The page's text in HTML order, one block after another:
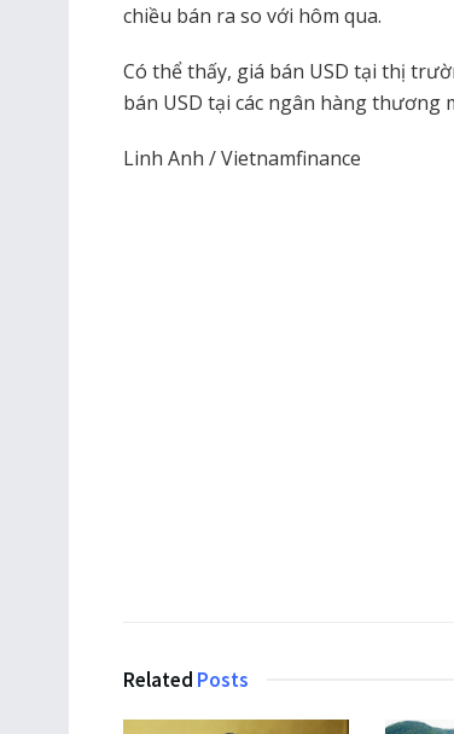
chiều bán ra so với hôm qua.
Có thể thấy, giá bán USD tại thị
bán USD tại các ngân hàng thương
Linh Anh / Vietnamfinance
Related Posts